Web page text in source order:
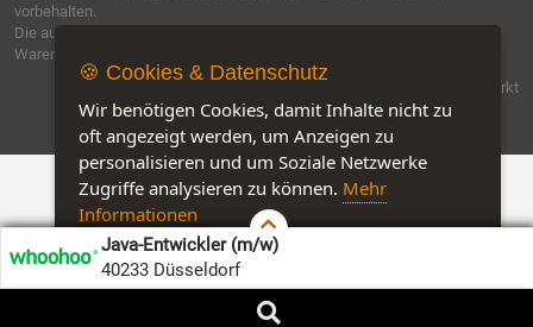
Java-Entwickler (m/w)
40233 Düsseldorf
vorbehalten.
Die auf dieser Seite verwendeten Produktbezeichnungen, Namen und
Warenzeichen sind Eigentum der jeweiligen Firmen.
Software by IQ-Markt
🍪 Cookies & Datenschutz
Wir benötigen Cookies, damit Inhalte nicht zu
oft angezeigt werden, um Anzeigen zu
personalisieren und um Soziale Netzwerke
Zugriffe analysieren zu können. Mehr
Informationen
Akzeptieren